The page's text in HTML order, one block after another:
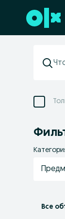
Перейти к
Все